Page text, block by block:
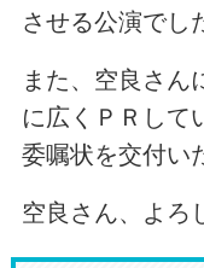
させる公演でし
また、空良さん
に広くＰＲして
委嘱状を交付い
空良さん、よろ